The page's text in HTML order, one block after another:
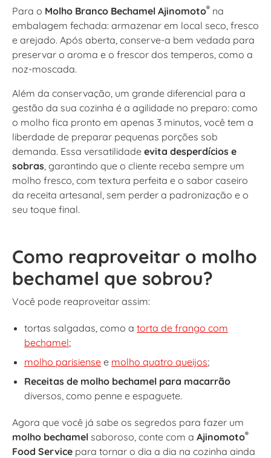
Para o Molho Branco Bechamel Ajinomoto® na
embalagem fechada: armazenar em local seco, fresco
e arejado. Após aberta, conserve-a bem vedada para
preservar o aroma e o frescor dos temperos, como a
noz-moscada.
Além da conservação, um grande diferencial para a
gestão da sua cozinha é a agilidade no preparo: como
o molho fica pronto em apenas 3 minutos, você tem a
liberdade de preparar pequenas porções sob
demanda. Essa versatilidade evita desperdícios e
sobras , garantindo que o cliente receba sempre um
molho fresco, com textura perfeita e o sabor caseiro
da receita artesanal, sem perder a padronização e o
seu toque final.
Como reaproveitar o molho
bechamel que sobrou?
Você pode reaproveitar assim:
tortas salgadas, como a torta de frango com
bechamel;
molho parisiense e molho quatro queijos;
Receitas de molho bechamel para macarrão
diversos, como penne e espaguete.
Agora que você já sabe os segredos para fazer um
molho bechamel saboroso, conte com a Ajinomoto®
Food Service para tornar o dia a dia na cozinha ainda